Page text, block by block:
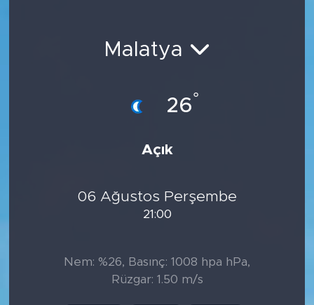
Malatya
26°
Açık
06 Ağustos Perşembe
21:00
Nem: %26, Basınç: 1008 hpa hPa,
Rüzgar: 1.50 m/s
Sektör